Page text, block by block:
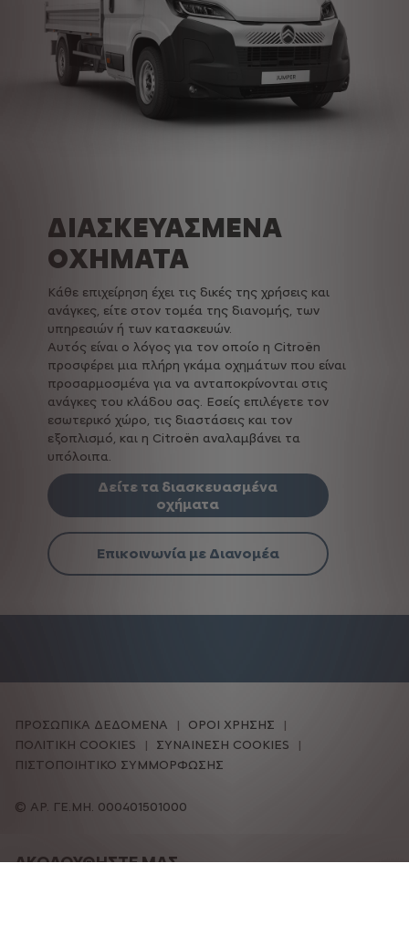
ΔΙΑΣΚΕΥΑΣΜΕΝΑ
ΟΧΗΜΑΤΑ
Κάθε επιχείρηση έχει τις δικές της χρήσεις και
ανάγκες, είτε στον τομέα της διανομής, των
υπηρεσιών ή των κατασκευών.
Αυτός είναι ο λόγος για τον οποίο η Citroën
προσφέρει μια πλήρη γκάμα οχημάτων που είναι
προσαρμοσμένα για να ανταποκρίνονται στις
ανάγκες του κλάδου σας. Εσείς επιλέγετε τον
εσωτερικό χώρο, τις διαστάσεις και τον
εξοπλισμό, και η Citroën αναλαμβάνει τα
υπόλοιπα.
Δείτε τα διασκευασμένα
οχήματα
Επικοινωνία με Διανομέα
ΑΚΟΛΟΥΘΗΣΤΕ ΜΑΣ
ΑΡ. ΓΕ.ΜΗ. 000401501000
ΠΡΟΣΩΠΙΚΑ ΔΕΔΟΜΕΝΑ
ΟΡΟΙ ΧΡΗΣΗΣ
ΠΟΛΙΤΙΚΗ COOKIES
ΣΥΝΑΙΝΕΣΗ COOKIES
ΠΙΣΤΟΠΟΙΗΤΙΚΟ ΣΥΜΜΟΡΦΩΣΗΣ